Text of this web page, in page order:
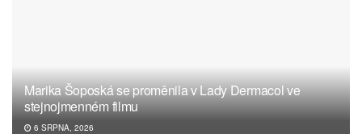
Marika Šoposká se proměnila v Lady Dermacol ve
stejnojmenném filmu
6 SRPNA, 2026